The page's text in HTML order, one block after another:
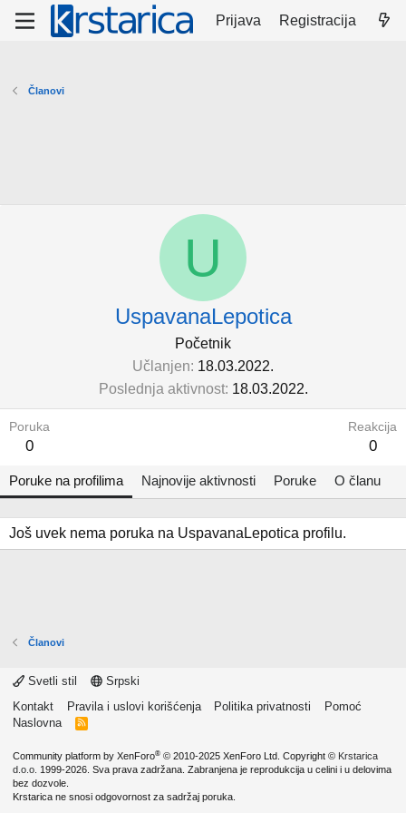
Prijava Registracija
Članovi
U
UspavanaLepotica
Početnik
Učlanjen 18.03.2022.
Poslednja aktivnost 18.03.2022.
Poruka
0
Reakcija
0
Poruke na profilima Najnovije aktivnosti Poruke O članu
Još uvek nema poruka na UspavanaLepotica profilu.
Članovi
Svetli stil
Srpski
Kontakt
Pravila i uslovi korišćenja Politika privatnosti
Pomoć
Naslovna
R
Community platform by XenForo® © 2010-2025 XenForo Ltd. Copyright © Krstarica
d.o.o. 1999-2026. Sva prava zadržana. Zabranjena je reprodukcija u celini i u delovima
bez dozvole.
Krstarica ne snosi odgovornost za sadržaj poruka.